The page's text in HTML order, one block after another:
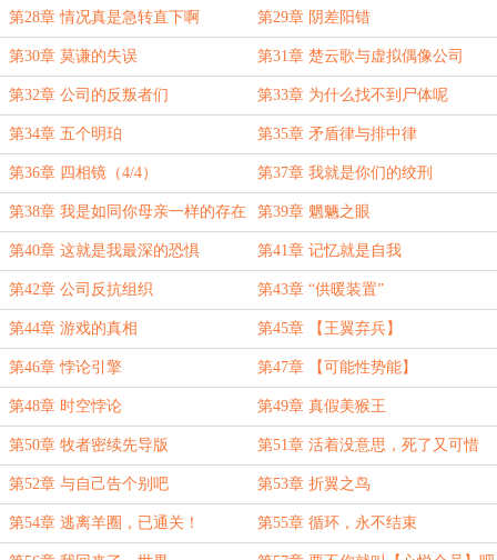
第28章 情况真是急转直下啊 第29章 阴差阳错
第30章 莫谦的失误 第31章 楚云歌与虚拟偶像公司
第32章 公司的反叛者们 第33章 为什么找不到尸体呢
第34章 五个明珀 第35章 矛盾律与排中律
第36章 四相镜（4/4） 第37章 我就是你们的绞刑
第38章 我是如同你母亲一样的存在 第39章 魍魉之眼
第40章 这就是我最深的恐惧 第41章 记忆就是自我
第42章 公司反抗组织 第43章 “供暖装置”
第44章 游戏的真相 第45章 【王翼弃兵】
第46章 悖论引擎 第47章 【可能性势能】
第48章 时空悖论 第49章 真假美猴王
第50章 牧者密续先导版 第51章 活着没意思，死了又可惜
第52章 与自己告个别吧 第53章 折翼之鸟
第54章 逃离羊圈，已通关！ 第55章 循环，永不结束